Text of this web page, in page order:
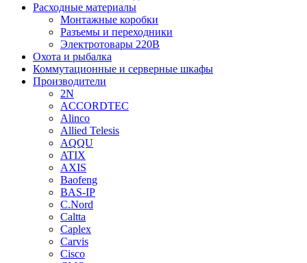
Расходные материалы
Монтажные коробки
Разъемы и переходники
Электротовары 220В
Охота и рыбалка
Коммутационные и серверные шкафы
Производители
2N
ACCORDTEC
Alinco
Allied Telesis
AQQU
ATIX
AXIS
Baofeng
BAS-IP
C.Nord
Caltta
Caplex
Carvis
Cisco